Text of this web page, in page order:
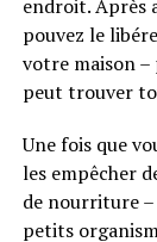
endroit. Après
pouvez le
votre maison –
peut trouver
Une fois que
les empêcher
de nourriture
petits